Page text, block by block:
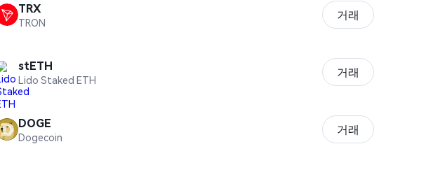
TRX
TRON
거래
stETH
Lido Staked ETH
거래
DOGE
Dogecoin
거래